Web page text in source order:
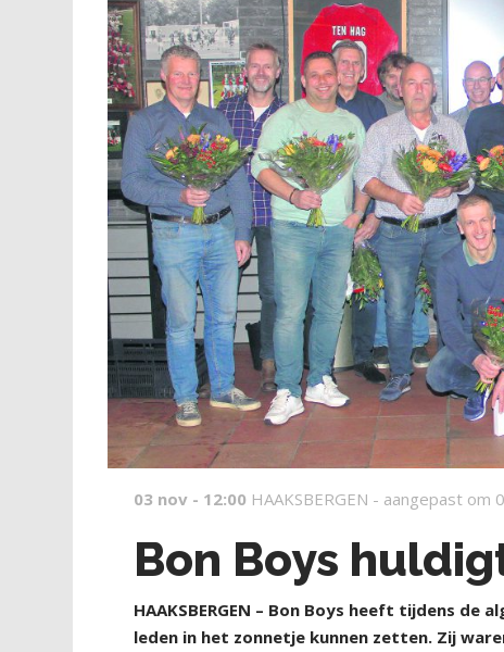
03 nov - 12:00 HAAKSBERGEN - aangepast om
Bon Boys
HAAKSBERGEN – Bon Boys heeft tijdens
leden in het zonnetje kunnen zetten. Zij